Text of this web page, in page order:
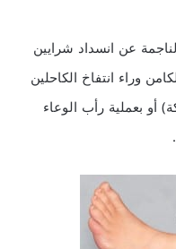
عن انسداد شرايين
وراء انتفاخ الكاحلين
أو بعملية رأب الوعاء